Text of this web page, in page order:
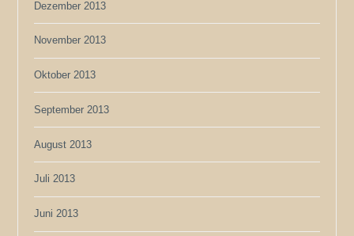
Dezember 2013
November 2013
Oktober 2013
September 2013
August 2013
Juli 2013
Juni 2013